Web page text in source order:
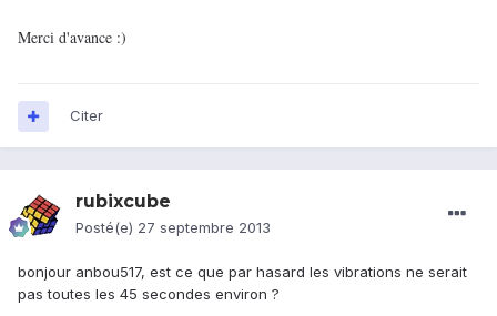
Merci d'avance :)
Citer
rubixcube
Posté(e) 27 septembre 2013
bonjour anbou517, est ce que par hasard les vibrations ne serait
pas toutes les 45 secondes environ ?